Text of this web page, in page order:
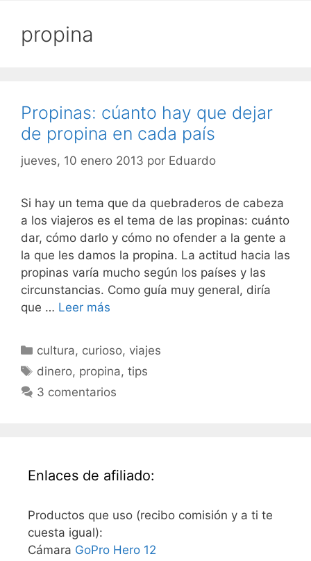
propina
Propinas: cúanto hay que dejar
de propina en cada país
jueves, 10 enero 2013 por Eduardo
Si hay un tema que da quebraderos de cabeza
a los viajeros es el tema de las propinas: cuánto
dar, cómo darlo y cómo no ofender a la gente a
la que les damos la propina. La actitud hacia las
propinas varía mucho según los países y las
circunstancias. Como guía muy general, diría
que … Leer más
Categorías
cultura, curioso, viajes
Etiquetas
dinero, propina,tips
3 comentarios
Enlaces de afiliado:
Productos que uso (recibo comisión y a ti te
cuesta igual):
Cámara GoPro Hero 12